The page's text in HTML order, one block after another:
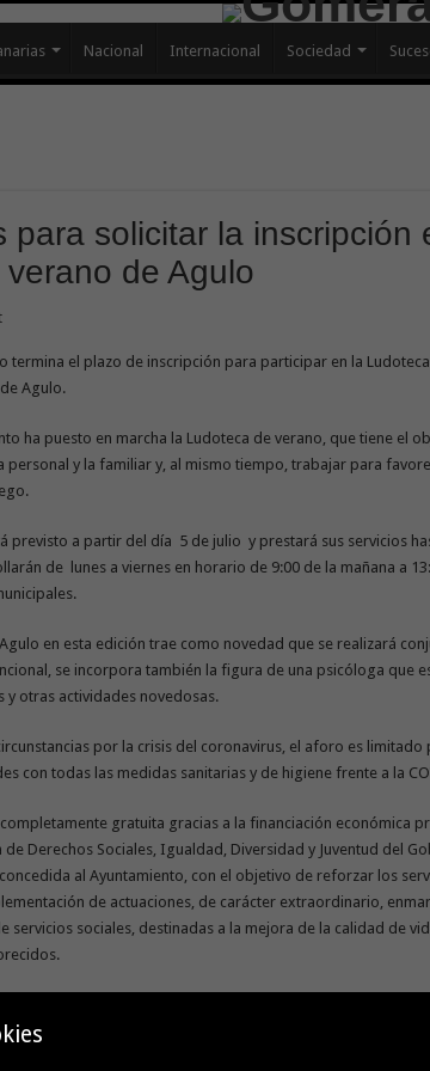
Nacional Internacional Sociedad
para solicitar la inscripción
de Agulo
termina el plazo de inscripción para participar en la
Agulo.
ha puesto en marcha la Ludoteca de verano, que tiene el
personal y la familiar y, al mismo tiempo, trabajar para
previsto a partir del día 5 de julio y prestará sus servicios
de lunes a viernes en horario de 9:00 de la mañana a
en esta edición trae como novedad que se realizará
se incorpora también la figura de una psicóloga que
y otras actividades novedosas.
por la crisis del coronavirus, el aforo es limitado
con todas las medidas sanitarias y de higiene frente a la
gratuita gracias a la financiación económica
de Derechos Sociales, Igualdad, Diversidad y Juventud del
al Ayuntamiento, con el objetivo de reforzar los
de actuaciones, de carácter extraordinario,
servicios sociales, destinadas a la mejora de la calidad de